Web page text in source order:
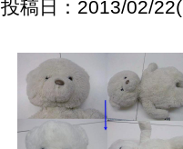
投稿日：2013/02/